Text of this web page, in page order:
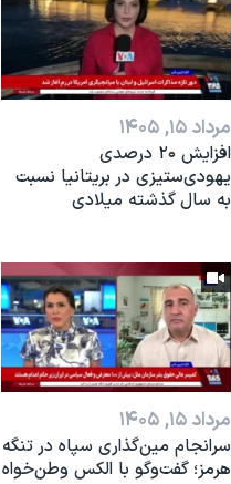
1080p
مرداد ۱۵, ۱۴۰۵
افزایش ۲۰ درصدی
یهودی‌ستیزی در بریتانیا نسبت
به سال گذشته میلادی
مرداد ۱۵, ۱۴۰۵
سرانجام مین‌گذاری‌ سپاه در تنگه
هرمز؛ گفت‌وگو با الکس وطن‌خواه